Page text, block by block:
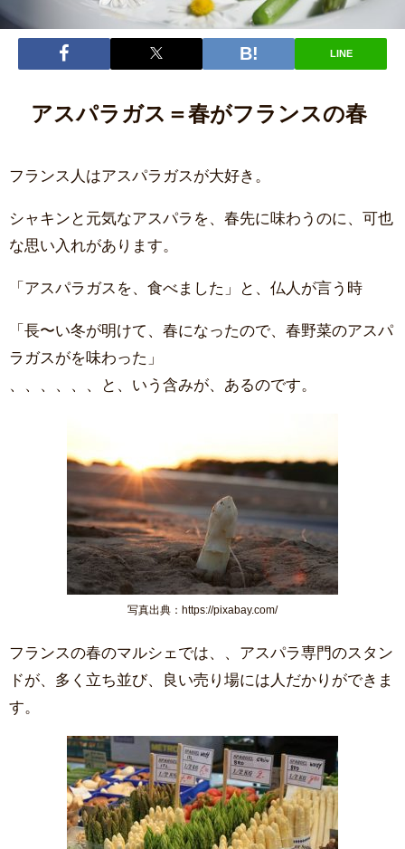
LINE
アスパラガス＝春がフランスの春
フランス人はアスパラガスが大好き。
シャキンと元気なアスパラを、春先に味わうのに、可也
な思い入れがあります。
「アスパラガスを、食べました」と、仏人が言う時
「長〜い冬が明けて、春になったので、春野菜のアスパ
ラガスがを味わった」
、、、、、、と、いう含みが、あるのです。
写真出典：https://pixabay.com/
フランスの春のマルシェでは、、アスパラ専門のスタン
ドが、多く立ち並び、良い売り場には人だかりができま
す。